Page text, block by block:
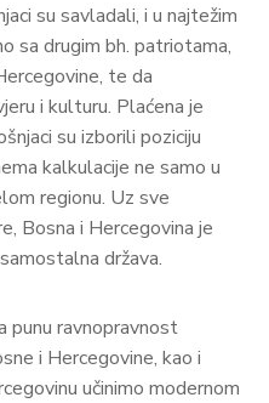
su savladali, i u najtežim
sa drugim bh. patriotama,
te da
i kulturu. Plaćena je
su izborili poziciju
kalkulacije ne samo u
regionu. Uz sve
Bosna i Hercegovina je
država.
punu ravnopravnost
i Hercegovine, kao i
učinimo modernom